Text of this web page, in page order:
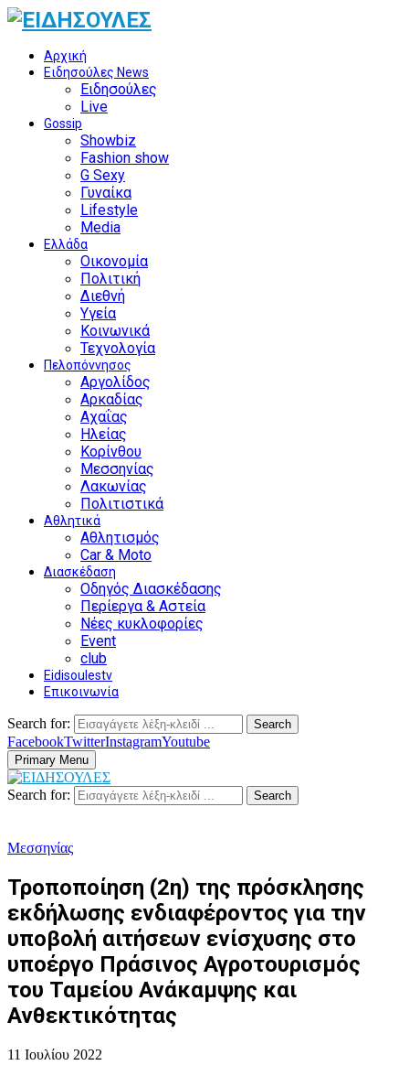
Αρχική
Ειδησούλες News
Ειδησούλες
Live
Gossip
Showbiz
Fashion show
G Sexy
Γυναίκα
Lifestyle
Media
Ελλάδα
Οικονομία
Πολιτική
Διεθνή
Υγεία
Κοινωνικά
Τεχνολογία
Πελοπόννησος
Αργολίδος
Αρκαδίας
Αχαΐας
Ηλείας
Κορίνθου
Μεσσηνίας
Λακωνίας
Πολιτιστικά
Αθλητικά
Αθλητισμός
Car & Moto
Διασκέδαση
Οδηγός Διασκέδασης
Περίεργα & Αστεία
Νέες κυκλοφορίες
Event
club
Eidisoulestv
Επικοινωνία
Search for: Search
FacebookTwitterInstagramYoutube
Primary Menu
Search for: Search
Μεσσηνίας
Τροποποίηση (2η) της πρόσκλησης
εκδήλωσης ενδιαφέροντος για την
υποβολή αιτήσεων ενίσχυσης στο
υποέργο Πράσινος Αγροτουρισμός
του Ταμείου Ανάκαμψης και
Ανθεκτικότητας
11 Ιουλίου 2022